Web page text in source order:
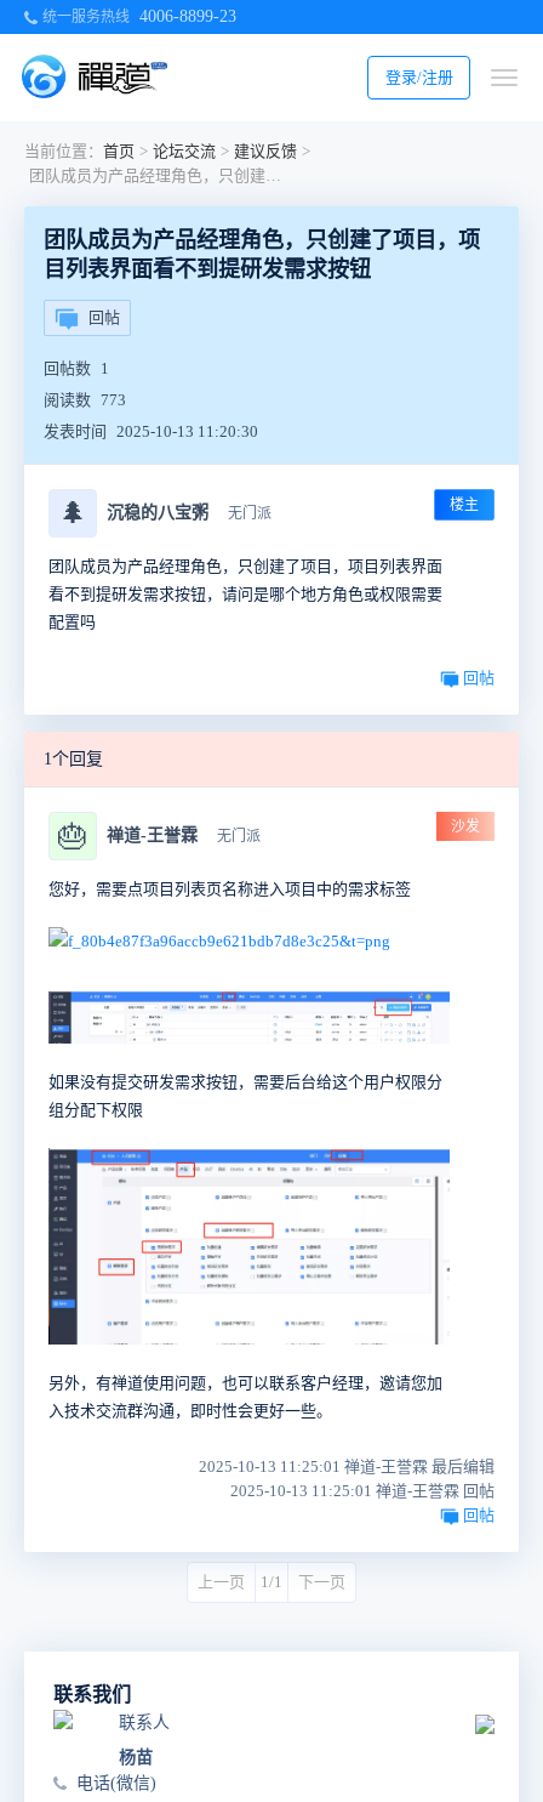
统一服务热线 4006-8899-23
登录/注册
当前位置： 首页 > 论坛交流 > 建议反馈 >
团队成员为产品经理角色，只创建了项目，项目列表界面看不到提研发需求按钮
团队成员为产品经理角色，只创建了项目，项
目列表界面看不到提研发需求按钮
回帖
回帖数 1
阅读数 773
发表时间
2025-10-13 11:20:30
🌲 沉稳的八宝粥 无门派 楼主
团队成员为产品经理角色，只创建了项目，项目列表界面
看不到提研发需求按钮，请问是哪个地方角色或权限需要
配置吗
回帖
1个回复
🎂 禅道-王誉霖 无门派
沙发
您好，需要点项目列表页名称进入项目中的需求标签
如果没有提交研发需求按钮，需要后台给这个用户权限分
组分配下权限
另外，有禅道使用问题，也可以联系客户经理，邀请您加
入技术交流群沟通，即时性会更好一些。
2025-10-13 11:25:01 禅道-王誉霖 最后编辑
2025-10-13 11:25:01 禅道-王誉霖 回帖
回帖
上一页 1/1 下一页
联系我们
联系人
杨苗
电话(微信)